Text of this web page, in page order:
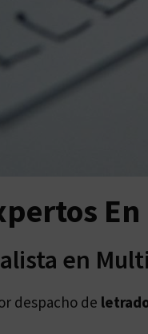
en
despacho de